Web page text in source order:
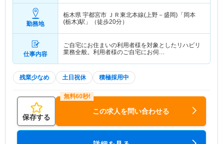
勤務地
栃木県 宇都宮市
ＪＲ東北本線(上野－盛岡)「岡本
(栃木)駅」（徒歩20分）
仕事内容
ご自宅にお住まいの利用者様を対象としたリハビリ
業務全般。利用者様のご自宅にお伺…
残業少なめ 土日祝休 積極採用中
保存する
この求人を問い合わせる